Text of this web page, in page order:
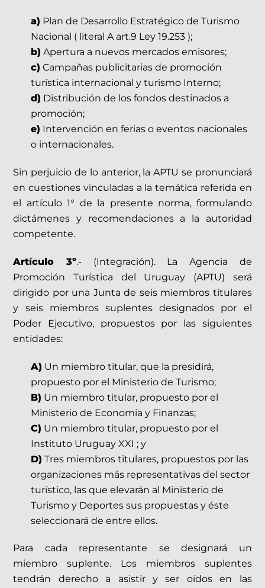
a) Plan de Desarrollo Estratégico de Turismo
Nacional ( literal A art.9 Ley 19.253 );
b) Apertura a nuevos mercados emisores;
c) Campañas publicitarias de promoción
turística internacional y turismo Interno;
d) Distribución de los fondos destinados a
promoción;
e) Intervención en ferias o eventos nacionales
o internacionales.
Sin perjuicio de lo anterior, la APTU se pronunciará
en cuestiones vinculadas a la temática referida en
el artículo 1° de la presente norma, formulando
dictámenes y recomendaciones a la autoridad
competente.
Artículo 3º.- (Integración). La Agencia de
Promoción Turística del Uruguay (APTU) será
dirigido por una Junta de seis miembros titulares
y seis miembros suplentes designados por el
Poder Ejecutivo, propuestos por las siguientes
entidades:
A) Un miembro titular, que la presidirá,
propuesto por el Ministerio de Turismo;
B) Un miembro titular, propuesto por el
Ministerio de Economía y Finanzas;
C) Un miembro titular, propuesto por el
Instituto Uruguay XXI ; y
D) Tres miembros titulares, propuestos por las
organizaciones más representativas del sector
turístico, las que elevarán al Ministerio de
Turismo y Deportes sus propuestas y éste
seleccionará de entre ellos.
Para cada representante se designará un
miembro suplente. Los miembros suplentes
tendrán derecho a asistir y ser oídos en las